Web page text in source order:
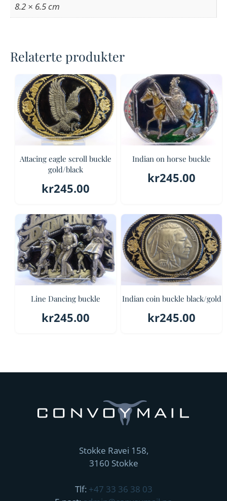
8.2 × 6.5 cm
Relaterte produkter
Attacing eagle scroll buckle
gold/black
kr245.00
Indian on horse buckle
kr245.00
Line Dancing buckle
kr245.00
Indian coin buckle black/gold
kr245.00
Stokke Ravei 158,
3160 Stokke
Tlf: +47 33 36 38 03